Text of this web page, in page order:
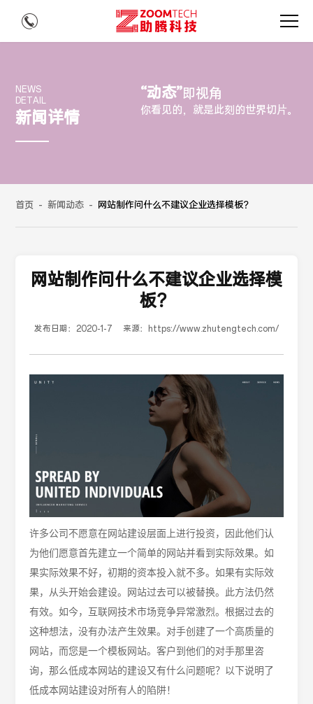
NEWS
DETAIL
新闻详情
“动态”即视角
你看见的，就是此刻的世界切片。
首页 - 新闻动态 - 网站制作问什么不建议企业选择模板？
网站制作问什么不建议企业选择模
板？
发布日期： 2020-1-7 来源： https://www.zhutengtech.com/
许多公司不愿意在网站建设层面上进行投资，因此他们认
为他们愿意首先建立一个简单的 网站并看到实际效果。如
果实际效果不好，初期的资本投入就不多。如果有实际效
果，从头开始会建设。网站过去可以被替换。此方法仍然
有效。如今，互联网技术市场竞争异常激烈。根据过去的
这种想法，没有办法产生效果。对手创建了一个高质量的
网站，而您是一个模板网站。客户到他们的对手那里咨
询，那么低成本网站的建设又有什么问题呢？以下说明了
低成本网站建设对所有人的陷阱！